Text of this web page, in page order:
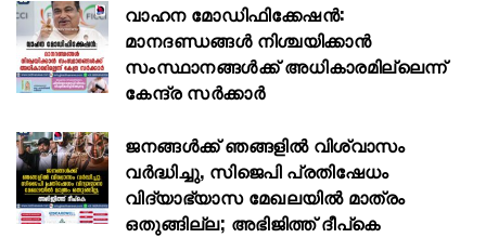
വാഹന മോഡിഫിക്കേഷൻ:
മാനദണ്ഡങ്ങൾ നിശ്ചയിക്കാൻ
സംസ്ഥാനങ്ങൾക്ക് അധികാരമില്ലെന്ന്
കേന്ദ്ര സർക്കാർ
ജനങ്ങൾക്ക് ഞങ്ങളിൽ വിശ്വാസം
വർദ്ധിച്ചു, സിജെപി പ്രതിഷേധം
വിദ്യാഭ്യാസ മേഖലയിൽ മാത്രം
ഒതുങ്ങില്ല; അഭിജിത്ത് ദീപ്കെ